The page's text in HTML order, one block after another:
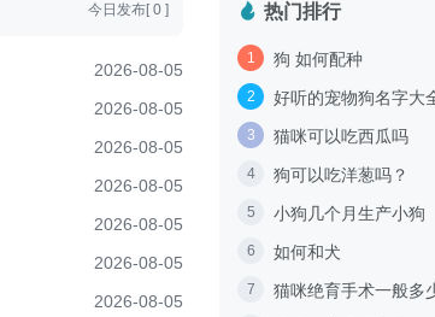
妹子过生日给比熊吃了几口蛋糕，没想到
半夜竟送它去抢救
今日发布[ 0 ]
2026-08-05
2026-08-05
2026-08-05
2026-08-05
2026-08-05
2026-08-05
2026-08-05
热门排行
狗 如何配种
好听的宠物狗名字大全 宠物狗
猫咪可以吃西瓜吗
狗可以吃洋葱吗？
小狗几个月生产小狗
如何和犬
猫咪绝育手术一般多